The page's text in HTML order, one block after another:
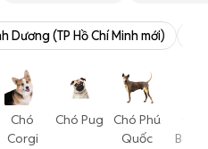
Dương (TP Hồ Chí Minh mới)
Chó
Corgi
Chó Pug
Chó Phú
Quốc